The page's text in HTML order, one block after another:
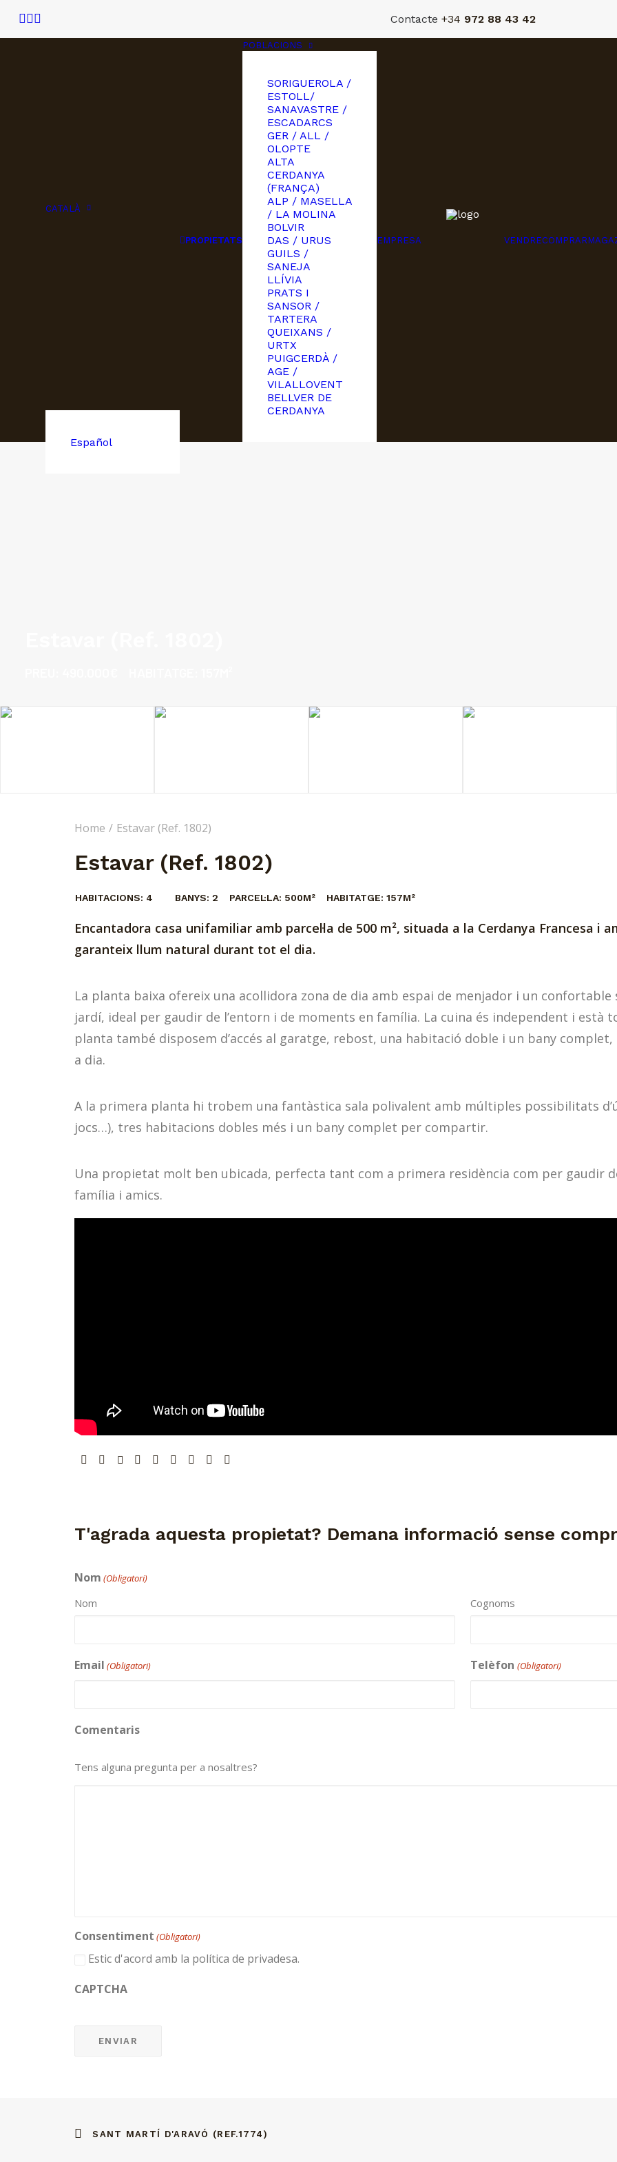
Contacte +34 972 88 43 42
CATALÀ
Español
PROPIETATS
POBLACIONS
SORIGUEROLA /
ESTOLL/
SANAVASTRE /
ESCADARCS
GER / ALL /
OLOPTE
ALTA
CERDANYA
(FRANÇA)
ALP / MASELLA
/ LA MOLINA
BOLVIR
DAS / URUS
GUILS /
SANEJA
LLÍVIA
PRATS I
SANSOR /
TARTERA
QUEIXANS /
URTX
PUIGCERDÀ /
AGE /
VILALLOVENT
BELLVER DE
CERDANYA
EMPRESA VENDRECOMPRAR
Home Estavar (Ref. 1802)
Estavar (Ref. 1802)
HABITACIONS: 4 BANYS: 2 PARCEL·LA: 500M² HABITATGE: 157M²
Encantadora casa unifamiliar amb parcel·la de 500 m², situada a la Cerdanya Francesa i
garanteix llum natural durant tot el dia.
La planta baixa ofereix una acollidora zona de dia amb espai de menjador i un
jardí, ideal per gaudir de l’entorn i de moments en família. La cuina és independent i està
planta també disposem d’accés al garatge, rebost, una habitació doble i un bany
a dia.
A la primera planta hi trobem una fantàstica sala polivalent amb múltiples possibilitats
jocs…), tres habitacions dobles més i un bany complet per compartir.
Una propietat molt ben ubicada, perfecta tant com a primera residència com per gaudir
família i amics.
T'agrada aquesta propietat? Demana informació sense
Nom (Obligatori)
Nom Cognoms
Email (Obligatori) Telèfon (Obligatori)
Comentaris
Tens alguna pregunta per a nosaltres?
Consentiment (Obligatori)
Estic d'acord amb la política de privadesa.
CAPTCHA
SANT MARTÍ D'ARAVÓ (REF.1774)